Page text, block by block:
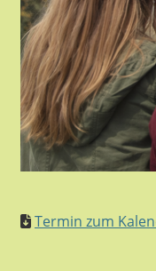
Termin zum